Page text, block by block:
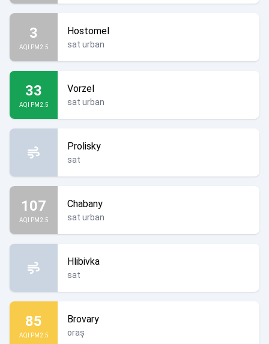
3
AQI PM2.5
Hostomel
sat urban
33
AQI PM2.5
Vorzel
sat urban
Prolisky
sat
107
AQI PM2.5
Chabany
sat urban
Hlibivka
sat
85
AQI PM2.5
Brovary
oraș